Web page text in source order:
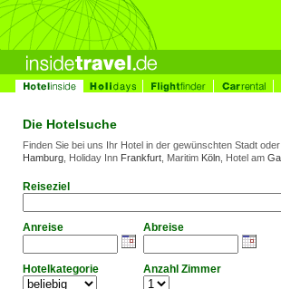
Die Hotelsuche
Finden Sie bei uns Ihr Hotel in der gewünschten Stadt
Hamburg , Holiday Inn Frankfurt , Maritim Köln , Hotel am
Reiseziel
Anreise Abreise
Hotelkategorie Anzahl Zimmer